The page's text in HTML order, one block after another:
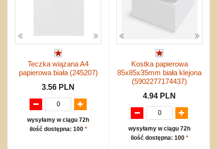
Teczka wiązana A4
papierowa biała (245207)
3.56 PLN
wysyłamy w ciągu 72h
ilość dostępna: 100 *
Kostka papierowa
85x85x35mm biała klejona
(5902277174437)
4.94 PLN
wysyłamy w ciągu 72h
ilość dostępna: 100 *